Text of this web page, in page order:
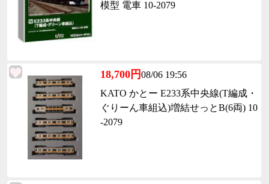
模型 電車 10-2079
18,700円08/06 19:56
KATO かとー E233系中央線(T編成・
ぐりーん車組込)増結せっとB(6両) 10
-2079